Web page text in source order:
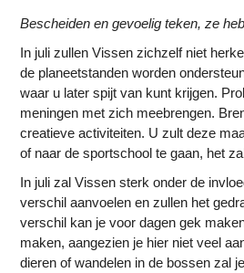
Bescheiden en gevoelig teken, ze
In juli zullen Vissen zichzelf niet
de planeetstanden worden
waar u later spijt van kunt krijgen.
meningen met zich meebrengen.
creatieve activiteiten. U zult deze
of naar de sportschool te gaan, het
In juli zal Vissen sterk onder de
verschil aanvoelen en zullen het
verschil kan je voor dagen gek
maken, aangezien je hier niet veel
dieren of wandelen in de bossen zal